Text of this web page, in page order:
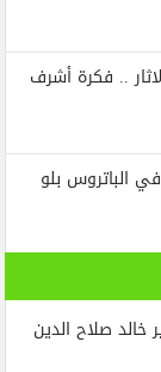
.. فكرة أشرف
الباتروس بلو
خالد صلاح الدين